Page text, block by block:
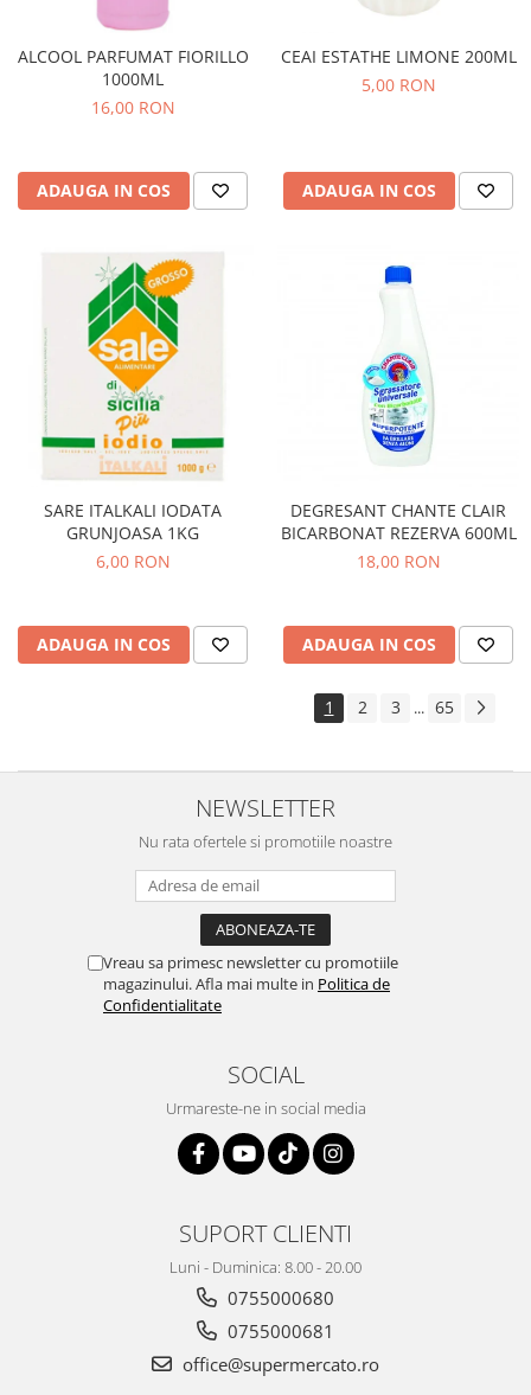
ALCOOL PARFUMAT FIORILLO
1000ML
16,00 RON
ADAUGA IN COS
CEAI ESTATHE LIMONE 200ML
5,00 RON
ADAUGA IN COS
SARE ITALKALI IODATA
GRUNJOASA 1KG
6,00 RON
ADAUGA IN COS
DEGRESANT CHANTE CLAIR
BICARBONAT REZERVA 600ML
18,00 RON
ADAUGA IN COS
1 2 3 ... 65
NEWSLETTER
Nu rata ofertele si promotiile noastre
Vreau sa primesc newsletter cu promotiile
magazinului. Afla mai multe in Politica de
Confidentialitate
SOCIAL
Urmareste-ne in social media
SUPORT CLIENTI
Luni - Duminica: 8.00 - 20.00
0755000680
0755000681
office@supermercato.ro